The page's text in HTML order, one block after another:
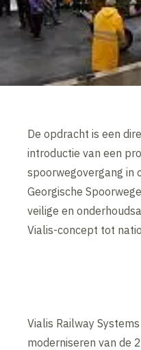
De opdracht is een
introductie van een
spoorwegovergang in
Georgische
veilige en
Vialis-concept tot
Vialis Railway
moderniseren van de